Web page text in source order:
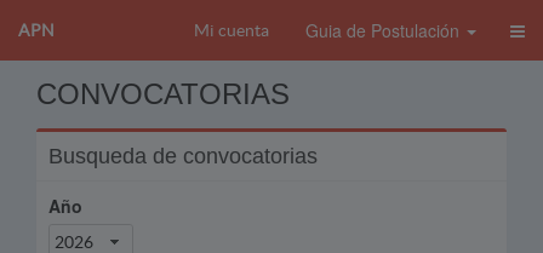
APN Mi cuenta Guia de Postulación
CONVOCATORIAS
Busqueda de convocatorias
Año
2026